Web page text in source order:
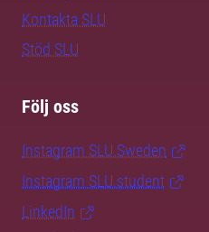
Kontakta SLU
Stöd SLU
Följ oss
Instagram SLU.Sweden
Instagram SLU.student
LinkedIn